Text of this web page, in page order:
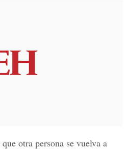
otra persona se vuelva a